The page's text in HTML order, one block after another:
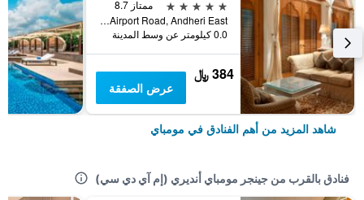
5 نجوم
ممتاز 8.7
Sahar Airport Road, Andheri East, مومباي, الهند
0.0 كيلومتر عن وسط المدينة
384 ﷼
عرض الصفقة
شاهد المزيد من أهم الفنادق في مومباي
فنادق بالقرب من جينجر مومباي أنديري (إم آي دي سي)